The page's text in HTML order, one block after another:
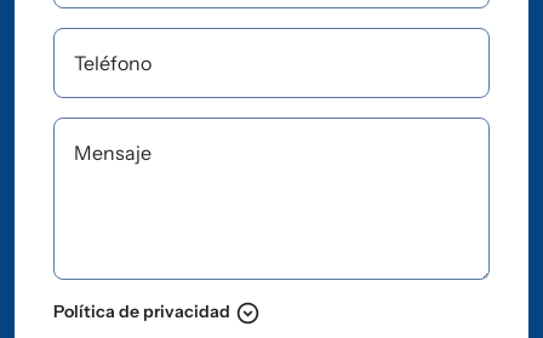
Teléfono
Mensaje
Política de privacidad expand_circle_down